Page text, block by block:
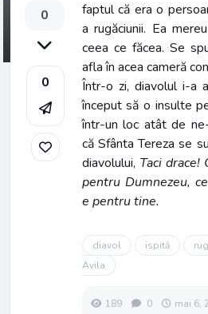
0
0
faptul că era o
a rugăciunii. Ea
ceea ce făcea. Se
afla în acea cameră
Într-o zi, diavolul i-a
început să o insulte
într-un loc atât de
că Sfânta Tereza se
diavolului, Taci drace!
pentru Dumnezeu,
e pentru tine.
diavol ispită
Avila
189 0 mai 6,